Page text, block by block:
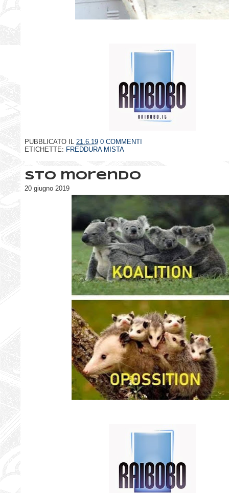
PUBBLICATO IL 21.6.19 0 COMMENTI
ETICHETTE: FREDDURA MISTA
Sto morendo
20 giugno 2019